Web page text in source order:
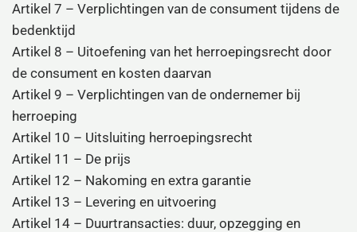
Artikel 7 – Verplichtingen van de consument tijdens de
bedenktijd
Artikel 8 – Uitoefening van het herroepingsrecht door
de consument en kosten daarvan
Artikel 9 – Verplichtingen van de ondernemer bij
herroeping
Artikel 10 – Uitsluiting herroepingsrecht
Artikel 11 – De prijs
Artikel 12 – Nakoming en extra garantie
Artikel 13 – Levering en uitvoering
Artikel 14 – Duurtransacties: duur, opzegging en